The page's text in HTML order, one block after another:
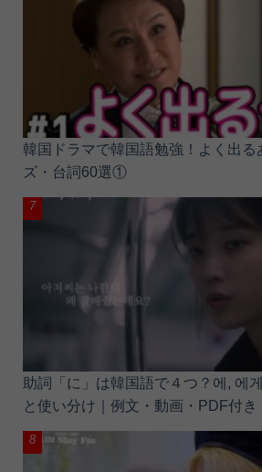
韓国ドラマで韓国語勉強！よく出る
ズ・台詞60選①
助詞「に」は韓国語で４つ？에, 에
と使い分け｜例文・動画・PDF付き